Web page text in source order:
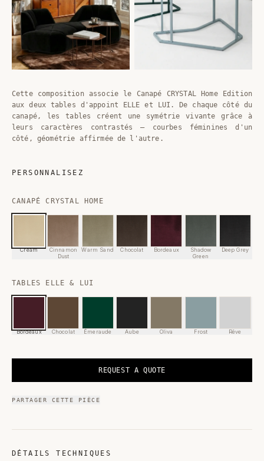
Cette composition associe le Canapé CRYSTAL Home Edition
aux deux tables d'appoint ELLE et LUI. De chaque côté du
canapé, les tables créent une symétrie vivante grâce à
leurs caractères contrastés — courbes féminines d'un
côté, géométrie affirmée de l'autre.
PERSONNALISEZ
CANAPÉ CRYSTAL HOME
Cream
Cinnamon
Dust
Warm Sand Chocolat Bordeaux
Shadow
Green
Deep Grey
TABLES ELLE & LUI
Bordeaux Chocolat Émeraude Aube Oliva Frost Rêve
REQUEST A QUOTE
PARTAGER CETTE PIÈCE
DÉTAILS TECHNIQUES